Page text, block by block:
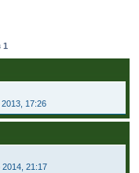
1
2013, 17:26
2014, 21:17